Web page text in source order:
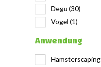
Degu (30)
Vogel (1)
Anwendung
Hamsterscaping